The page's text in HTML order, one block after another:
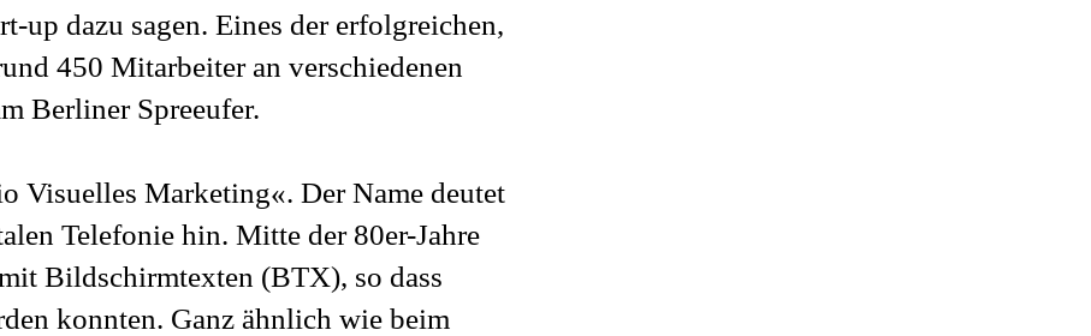
up dazu sagen. Eines der erfolgreichen,
450 Mitarbeiter an verschiedenen
Berliner Spreeufer.
Visuelles Marketing«. Der Name deutet
Telefonie hin. Mitte der 80er-Jahre
Bildschirmtexten (BTX), so dass
konnten. Ganz ähnlich wie beim